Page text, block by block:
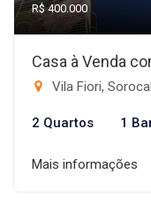
R$ 400.000
Casa à Venda
Vila Fiori,
2 Quartos 1
Mais informações